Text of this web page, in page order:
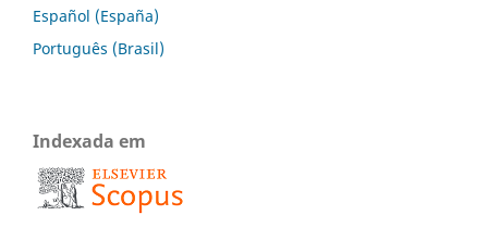
Español (España)
Português (Brasil)
Indexada em